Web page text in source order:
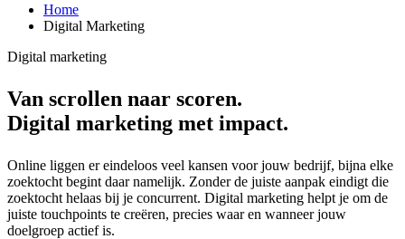
Home
Digital Marketing
Digital marketing
Van scrollen naar scoren.
Digital marketing met impact.
Online liggen er eindeloos veel kansen voor jouw bedrijf, bijna elke
zoektocht begint daar namelijk. Zonder de juiste aanpak eindigt die
zoektocht helaas bij je concurrent. Digital marketing helpt je om de
juiste touchpoints te creëren, precies waar en wanneer jouw
doelgroep actief is.